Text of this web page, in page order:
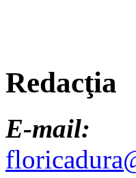
Redacţia
E-mail: